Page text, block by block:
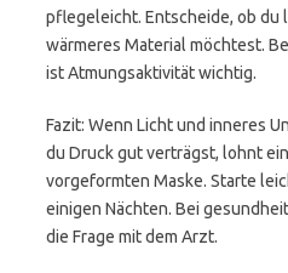
pflegeleicht. Entscheide, ob du
wärmeres Material möchtest.
ist Atmungsaktivität wichtig.
Fazit: Wenn Licht und inneres
du Druck gut verträgst, lohnt
vorgeformten Maske. Starte
einigen Nächten. Bei
die Frage mit dem Arzt.